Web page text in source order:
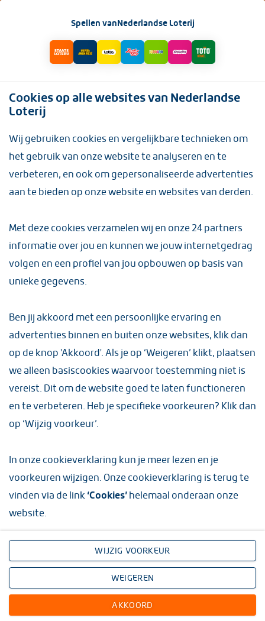
Spellen vanNederlandse Loterij
Cookies op alle websites van Nederlandse
Loterij
Wij gebruiken cookies en vergelijkbare technieken om
het gebruik van onze website te analyseren en te
verbeteren, en ook om gepersonaliseerde advertenties
aan te bieden op onze website en websites van derden.
Met deze cookies verzamelen wij en onze 24 partners
informatie over jou en kunnen we jouw internetgedrag
volgen en een profiel van jou opbouwen op basis van
unieke gegevens.
Ben jij akkoord met een persoonlijke ervaring en
advertenties binnen en buiten onze websites, klik dan
op de knop 'Akkoord'. Als je op ‘Weigeren’ klikt, plaatsen
we alleen basiscookies waarvoor toestemming niet is
vereist. Dit om de website goed te laten functioneren
en te verbeteren. Heb je specifieke voorkeuren? Klik dan
op ‘Wijzig voorkeur’.
In onze cookieverklaring kun je meer lezen en je
voorkeuren wijzigen. Onze cookieverklaring is terug te
vinden via de link ‘Cookies’ helemaal onderaan onze
website.
WIJZIG VOORKEUR
WEIGEREN
AKKOORD
Staatsloterij. Supporter van
Als trotse partner van de KNVB en hoofdsponsor van
mee en zet jezelf op de gastenlijst voor de mooiste
sportevenementen! Veel geluk!
Filter
Maak een keuze